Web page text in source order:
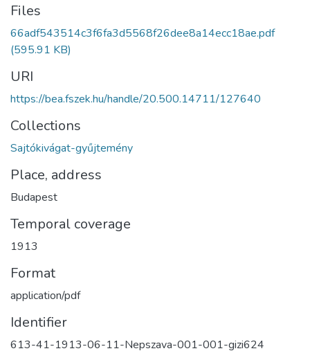
Files
66adf543514c3f6fa3d5568f26dee8a14ecc18ae.pdf
(595.91 KB)
URI
https://bea.fszek.hu/handle/20.500.14711/127640
Collections
Sajtókivágat-gyűjtemény
Place, address
Budapest
Temporal coverage
1913
Format
application/pdf
Identifier
613-41-1913-06-11-Nepszava-001-001-gizi624